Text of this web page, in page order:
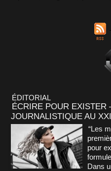
ÉDITORIAL
ÉCRIRE POUR
JOURNALISTIQUE AU
“Les
pour
Dans